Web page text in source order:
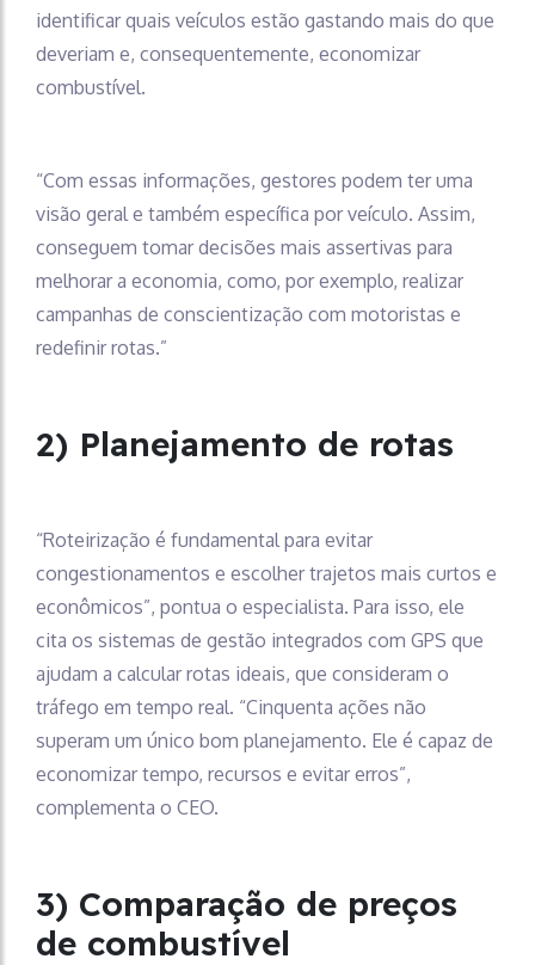
identificar quais veículos estão gastando mais do que
deveriam e, consequentemente, economizar
combustível.
“Com essas informações, gestores podem ter uma
visão geral e também específica por veículo. Assim,
conseguem tomar decisões mais assertivas para
melhorar a economia, como, por exemplo, realizar
campanhas de conscientização com motoristas e
redefinir rotas.”
2) Planejamento de rotas
“Roteirização é fundamental para evitar
congestionamentos e escolher trajetos mais curtos e
econômicos”, pontua o especialista. Para isso, ele
cita os sistemas de gestão integrados com GPS que
ajudam a calcular rotas ideais, que consideram o
tráfego em tempo real. “Cinquenta ações não
superam um único bom planejamento. Ele é capaz de
economizar tempo, recursos e evitar erros”,
complementa o CEO.
3) Comparação de preços
de combustível